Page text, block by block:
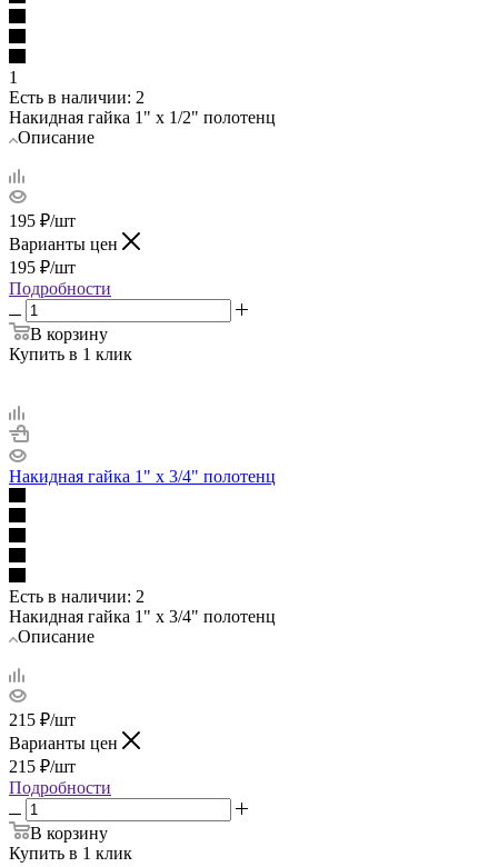
1
Есть в наличии: 2
Накидная гайка 1" х 1/2" полотенц
Описание
195 ₽/шт
Варианты цен
195 ₽/шт
Подробности
В корзину
Купить в 1 клик
Накидная гайка 1" х 3/4" полотенц
Есть в наличии: 2
Накидная гайка 1" х 3/4" полотенц
Описание
215 ₽/шт
Варианты цен
215 ₽/шт
Подробности
В корзину
Купить в 1 клик